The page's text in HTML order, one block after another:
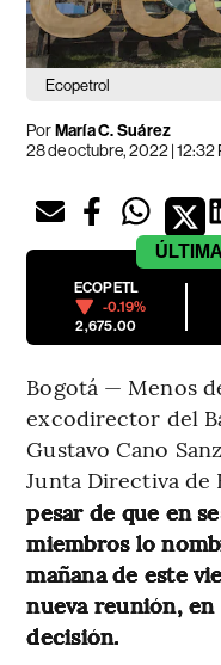
Ecopetrol
PorMaría C. Suárez
28 de octubre, 2022 | 12:32
ECOPETL
-0.19%
2,675.00
Bogotá — Menos
excodirector del
Gustavo Cano
Junta Directiva de
pesar de que en
miembros lo
mañana de este
nueva reunión, en
decisión.